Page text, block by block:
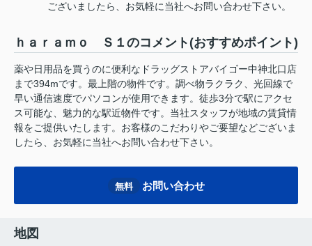
ございましたら、お気軽に当社へお問い合わせ下さい。
ｈａｒａｍｏ Ｓ１のコメント(おすすめポイント)
薬や日用品を買うのに便利なドラッグストアバイゴー中神北口店
まで394mです。最上階の物件です。調べ物ラクラク、光回線で
早い通信速度でパソコンが使用できます。徒歩3分で駅にアクセ
ス可能な、魅力的な駅近物件です。当社スタッフが地域の賃貸情
報をご提供いたします。お客様のこだわりやご要望などございま
したら、お気軽に当社へお問い合わせ下さい。
無料 お問い合わせ
地図